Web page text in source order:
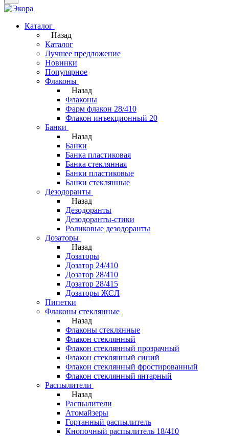
Каталог
Назад
Каталог
Лучшее предложение
Новинки
Популярное
Флаконы
Назад
Флаконы
Фарм флакон 28/410
Флакон инъекционный 20
Банки
Назад
Банки
Банка пластиковая
Банка стеклянная
Банки пластиковые
Банки стеклянные
Дезодоранты
Назад
Дезодоранты
Дезодоранты-стики
Роликовые дезодоранты
Дозаторы
Назад
Дозаторы
Дозатор 24/410
Дозатор 28/410
Дозатор 28/415
Дозаторы ЖСЛ
Пипетки
Флаконы стеклянные
Назад
Флаконы стеклянные
Флакон стеклянный
Флакон стеклянный прозрачный
Флакон стеклянный синий
Флакон стеклянный фростированный
Флакон стеклянный янтарный
Распылители
Назад
Распылители
Атомайзеры
Гортанный распылитель
Кнопочный распылитель 18/410